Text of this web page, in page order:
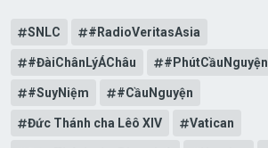
SNLC #RadioVeritasAsia
#ĐàiChânLýÁChâu #PhútCầuNguyện
#SuyNiệm #CầuNguyện
Đức Thánh cha Lêô XIV Vatican